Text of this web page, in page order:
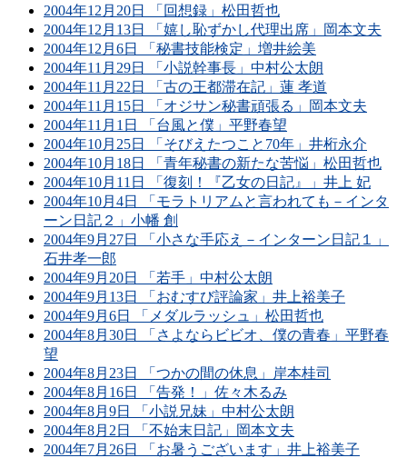
2004年12月20日 「回想録」松田哲也
2004年12月13日 「嬉し恥ずかし代理出席」岡本文夫
2004年12月6日 「秘書技能検定」増井絵美
2004年11月29日 「小説幹事長」中村公太朗
2004年11月22日 「古の王都滞在記」蓮 孝道
2004年11月15日 「オジサン秘書頑張る」岡本文夫
2004年11月1日 「台風と僕」平野春望
2004年10月25日 「そびえたつこと70年」井桁永介
2004年10月18日 「青年秘書の新たな苦悩」松田哲也
2004年10月11日 「復刻！『乙女の日記』」井上 妃
2004年10月4日 「モラトリアムと言われても－インタ
ーン日記２」小幡 創
2004年9月27日 「小さな手応え－インターン日記１」
石井孝一郎
2004年9月20日 「若手」中村公太朗
2004年9月13日 「おむすび評論家」井上裕美子
2004年9月6日 「メダルラッシュ」松田哲也
2004年8月30日 「さよならビビオ、僕の青春」平野春
望
2004年8月23日 「つかの間の休息」岸本桂司
2004年8月16日 「告発！」佐々木るみ
2004年8月9日 「小説兄妹」中村公太朗
2004年8月2日 「不始末日記」岡本文夫
2004年7月26日 「お暑うございます」井上裕美子